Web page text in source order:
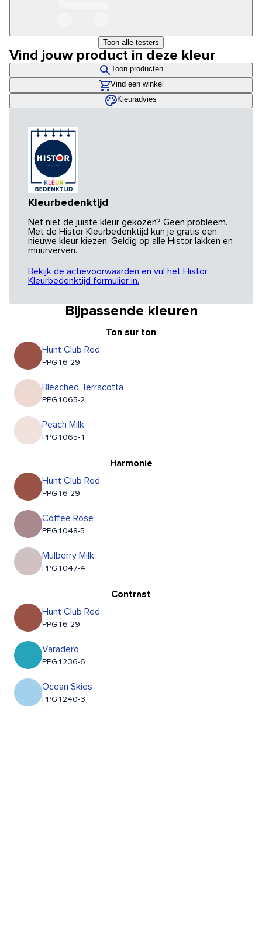
Toon alle testers
Vind jouw product in deze kleur
Toon producten
Vind een winkel
Kleuradvies
Kleurbedenktijd
Net niet de juiste kleur gekozen? Geen probleem.
Met de Histor Kleurbedenktijd kun je gratis een
nieuwe kleur kiezen. Geldig op alle Histor lakken en
muurverven.
Bekijk de actievoorwaarden en vul het Histor
Kleurbedenktijd formulier in.
Bijpassende kleuren
Ton sur ton
Hunt Club Red
PPG16-29
Bleached Terracotta
PPG1065-2
Peach Milk
PPG1065-1
Harmonie
Hunt Club Red
PPG16-29
Coffee Rose
PPG1048-5
Mulberry Milk
PPG1047-4
Contrast
Hunt Club Red
PPG16-29
Varadero
PPG1236-6
Ocean Skies
PPG1240-3